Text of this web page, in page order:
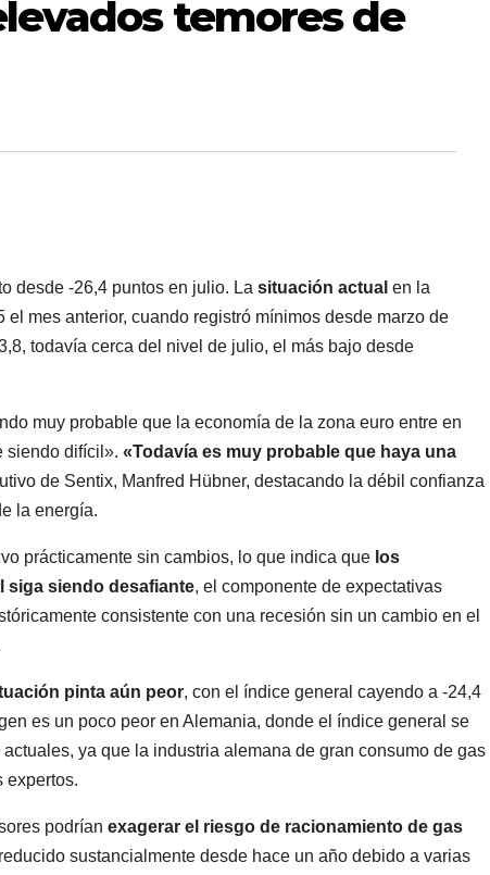
temores de
desde -26,4 puntos en julio. La situación actual en la
mes anterior, cuando registró mínimos desde marzo de
todavía cerca del nivel de julio, el más bajo desde
muy probable que la economía de la zona euro entre en
siendo difícil». «Todavía es muy probable que haya una
de Sentix, Manfred Hübner, destacando la débil confianza
la energía.
prácticamente sin cambios, lo que indica que los
siga siendo desafiante, el componente de expectativas
consistente con una recesión sin un cambio en el
pinta aún peor, con el índice general cayendo a -24,4
es un poco peor en Alemania, donde el índice general se
ya que la industria alemana de gran consumo de gas
expertos.
podrían exagerar el riesgo de racionamiento de gas
sustancialmente desde hace un año debido a varias